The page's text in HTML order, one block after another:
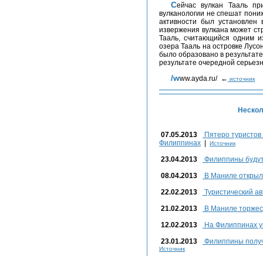
Сейчас вулкан Тааль притих, но специалист Филиппинского института
вулканологии не спешат
активности был установлен
извержения вулкана может
Тааль, считающийся одним
озера Тааль на островке
было образовано в
результате очередной
/www.ayda.ru/ ← источник
07.05.2013
Пятеро
Филиппинах
Источник
23.04.2013
Филиппины
08.04.2013
В Маниле
22.02.2013
Туристический
21.02.2013
В Маниле
12.02.2013
На Филиппинах
23.01.2013
Филиппины
Источник